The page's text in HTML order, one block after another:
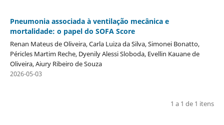
Pneumonia associada à ventilação mecânica e
mortalidade: o papel do SOFA Score
Renan Mateus de Oliveira, Carla Luiza da Silva, Simonei Bonatto,
Péricles Martim Reche, Dyenily Alessi Sloboda, Evellin Kauane de
Oliveira, Aiury Ribeiro de Souza
2026-05-03
1 a 1 de 1 itens